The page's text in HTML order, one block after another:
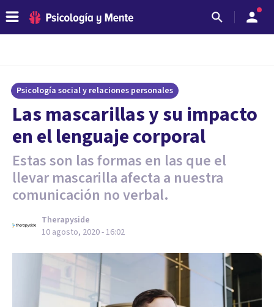
Psicología social y relaciones personales
Las mascarillas y su impacto
en el lenguaje corporal
Estas son las formas en las que el
llevar mascarilla afecta a nuestra
comunicación no verbal.
Therapyside
10 agosto, 2020 - 16:02